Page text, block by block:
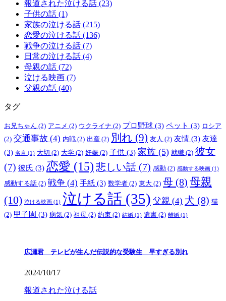
報道された泣ける話 (23)
子供の話 (1)
家族の泣ける話 (215)
恋愛の泣ける話 (136)
戦争の泣ける話 (7)
日常の泣ける話 (4)
母親の話 (72)
泣ける映画 (7)
父親の話 (40)
タグ
お兄ちゃん (2) アニメ (2) ウクライナ (2) プロ野球 (3) ペット (3) ロシア
(2) 交通事故 (4) 内戦 (2) 出産 (2) 別れ (9) 友人 (2) 友情 (3) 友達
(3) 名言 (1) 大切 (2) 大学 (2) 妊娠 (2) 子供 (3) 家族 (5) 就職 (2) 彼女
(7) 彼氏 (3) 恋愛 (15) 悲しい話 (7) 感動 (2) 感動する映画 (1)
感動する話 (2) 戦争 (4) 手紙 (3) 数学者 (2) 東大 (2) 母 (8) 母親
(10) 泣ける映画 (1) 泣ける話 (35) 父親 (4) 犬 (8) 猫
(2) 甲子園 (3) 病気 (2) 祖母 (2) 約束 (2) 結婚 (1) 遺書 (2) 離婚 (1)
広瀬君 テレビが生んだ伝説的な受験生 早すぎる別れ
2024/10/17
報道された泣ける話